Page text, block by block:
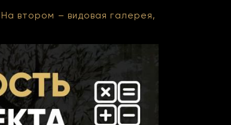
втором – видовая галерея,